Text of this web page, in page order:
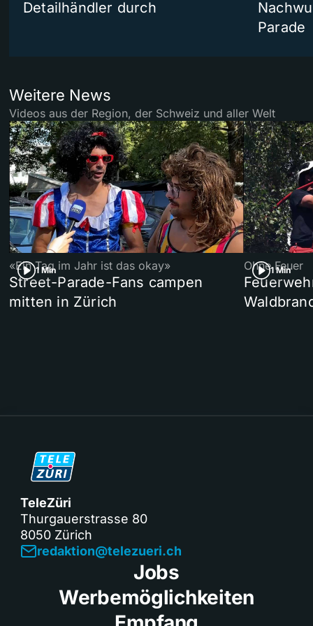
Detailhändler durch
Parade
Weitere News
Videos aus der Region, der Schweiz und aller Welt
1 Min
«Ein Tag im Jahr ist das okay»
Street-Parade-Fans campen
mitten in Zürich
1 Min
Ohne Feuer
TeleZüri
Thurgauerstrasse 80
8050 Zürich
redaktion@telezueri.ch
Jobs
Werbemöglichkeiten